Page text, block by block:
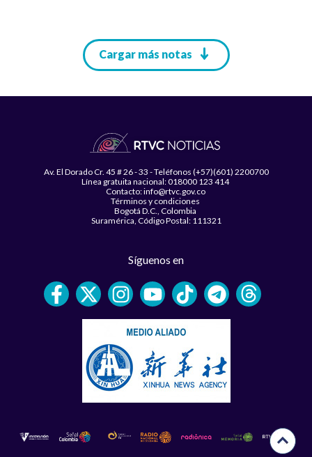
Cargar más notas
Av. El Dorado Cr. 45 # 26 - 33 - Teléfonos (+57)(601) 2200700
Línea gratuita nacional: 018000 123 414
Contacto: info@rtvc.gov.co
Términos y condiciones
Bogotá D.C., Colombia
Suramérica, Código Postal: 111321
Síguenos en